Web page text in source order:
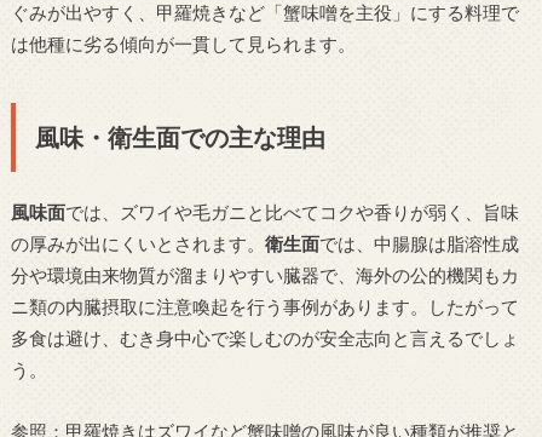
ぐみが出やすく、甲羅焼きなど「蟹味噌を主役」にする料理で
は他種に劣る傾向が一貫して見られます。
風味・衛生面での主な理由
風味面では、ズワイや毛ガニと比べてコクや香りが弱く、旨味
の厚みが出にくいとされます。 衛生面では、中腸腺は脂溶性成
分や環境由来物質が溜まりやすい臓器で、海外の公的機関もカ
ニ類の内臓摂取に注意喚起を行う事例があります。したがって
多食は避け、むき身中心で楽しむのが安全志向と言えるでしょ
う。
参照：甲羅焼きはズワイなど蟹味噌の風味が良い種類が推奨と